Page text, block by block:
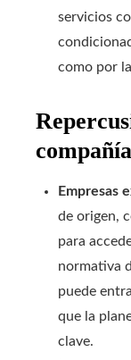
servicios
como por
Empresas
de origen,
para
normativa
puede
que la
clave.